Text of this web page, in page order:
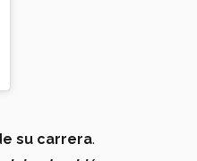
su carrera.